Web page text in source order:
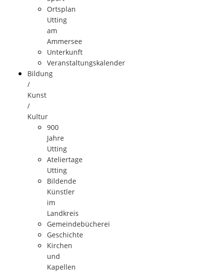
Ortsplan
Utting
am
Ammersee
Unterkunft
Veranstaltungskalender
Bildung
/
Kunst
/
Kultur
900
Jahre
Utting
Ateliertage
Utting
Bildende
Künstler
im
Landkreis
Gemeindebücherei
Geschichte
Kirchen
und
Kapellen